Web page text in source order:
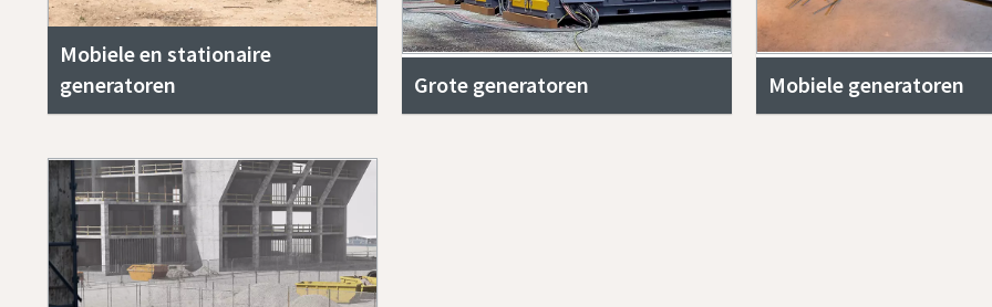
Mobiele en stationaire
generatoren
Grote generatoren Mobiele generatoren